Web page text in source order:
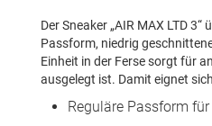
Der Sneaker „AIR MAX LTD
Passform, niedrig
Einheit in der Ferse sorgt für
ausgelegt ist. Damit eignet
Reguläre Passform